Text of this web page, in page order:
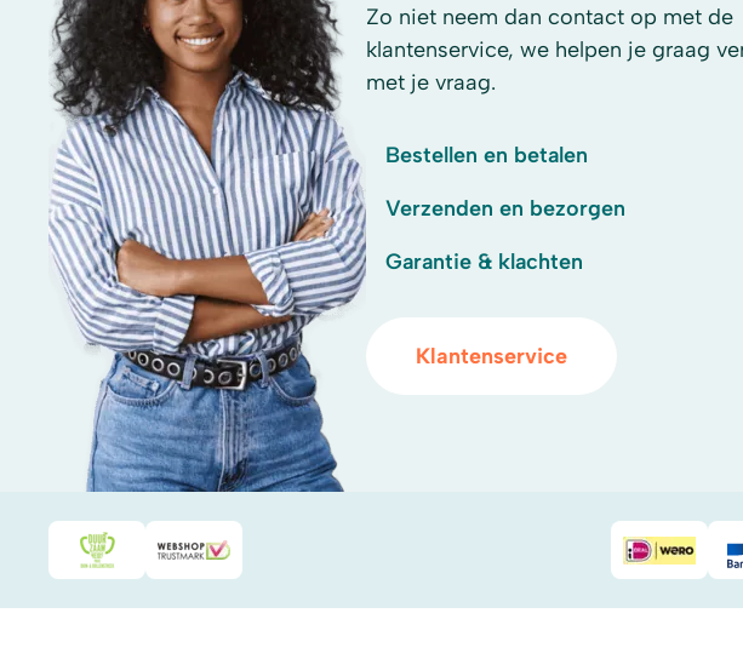
Zo niet neem dan contact op met de
klantenservice, we helpen je graag
met je vraag.
Bestellen en betalen
Verzenden en bezorgen
Garantie & klachten
Klantenservice
Duurzaamheidsprijs duin- & bollenstreek
WebwinkelKeur iDeal